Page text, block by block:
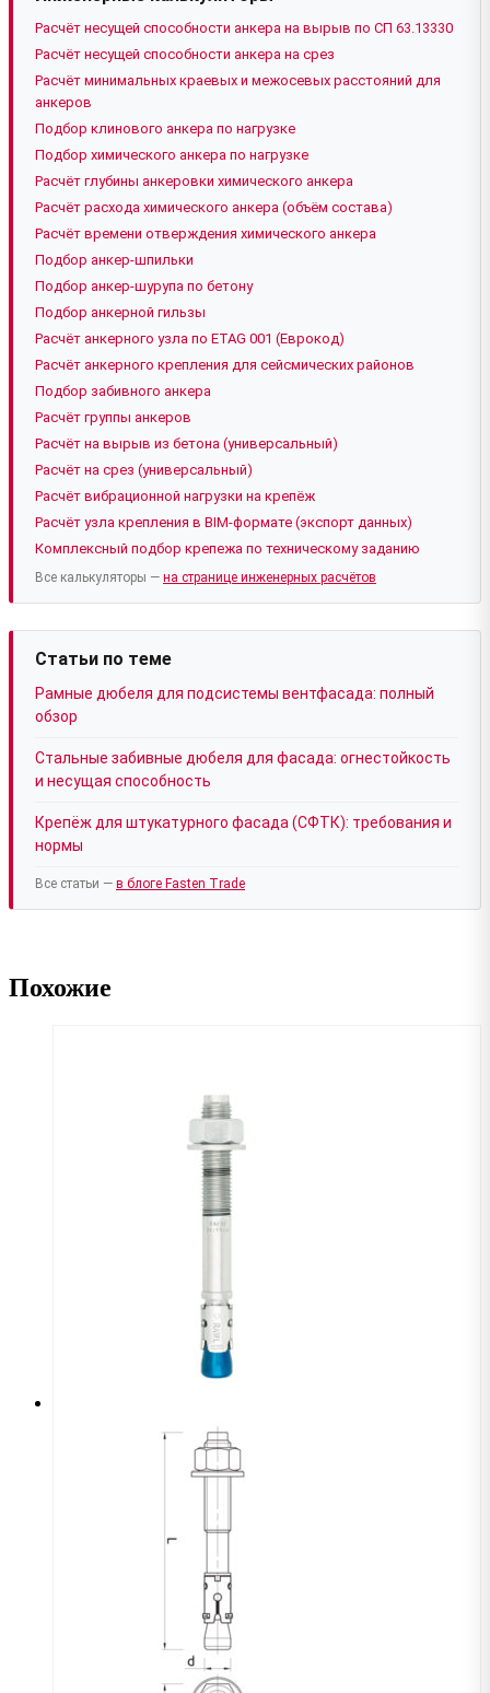
Расчёт несущей способности анкера на вырыв по СП 63.13330
Расчёт несущей способности анкера на срез
Расчёт минимальных краевых и межосевых расстояний для
анкеров
Подбор клинового анкера по нагрузке
Подбор химического анкера по нагрузке
Расчёт глубины анкеровки химического анкера
Расчёт расхода химического анкера (объём состава)
Расчёт времени отверждения химического анкера
Подбор анкер-шпильки
Подбор анкер-шурупа по бетону
Подбор анкерной гильзы
Расчёт анкерного узла по ETAG 001 (Еврокод)
Расчёт анкерного крепления для сейсмических районов
Подбор забивного анкера
Расчёт группы анкеров
Расчёт на вырыв из бетона (универсальный)
Расчёт на срез (универсальный)
Расчёт вибрационной нагрузки на крепёж
Расчёт узла крепления в BIM-формате (экспорт данных)
Комплексный подбор крепежа по техническому заданию
Все калькуляторы — на странице инженерных расчётов
Статьи по теме
Рамные дюбеля для подсистемы вентфасада: полный
обзор
Стальные забивные дюбеля для фасада: огнестойкость
и несущая способность
Крепёж для штукатурного фасада (СФТК): требования и
нормы
Все статьи — в блоге Fasten Trade
Похожие